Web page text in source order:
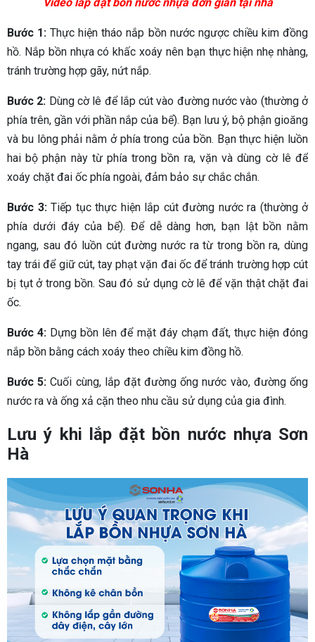
Bước 1: Thực hiện tháo nắp bồn nước ngược chiều kim đồng
hồ. Nắp bồn nhựa có khấc xoáy nên bạn thực hiện nhẹ nhàng,
tránh trường hợp gãy, nứt nắp.
Bước 2: Dùng cờ lê để lắp cút vào đường nước vào (thường ở
phía trên, gần với phần nắp của bể). Bạn lưu ý, bộ phận gioăng
và bu lông phải nằm ở phía trong của bồn. Bạn thực hiện luồn
hai bộ phận này từ phía trong bồn ra, vặn và dùng cờ lê để
xoáy chặt đai ốc phía ngoài, đảm bảo sự chắc chắn.
Bước 3:Tiếp tục thực hiện lắp cút đường nước ra (thường ở
phía dưới đáy của bể). Để dễ dàng hơn, bạn lật bồn nằm
ngang, sau đó luồn cút đường nước ra từ trong bồn ra, dùng
tay trái để giữ cút, tay phạt vặn đai ốc để tránh trường hợp cút
bị tụt ở trong bồn. Sau đó sử dụng cờ lê để vặn thật chặt đai
ốc.
Bước 4: Dựng bồn lên để mặt đáy chạm đất, thực hiện đóng
nắp bồn bằng cách xoáy theo chiều kim đồng hồ.
Bước 5: Cuối cùng, lắp đặt đường ống nước vào, đường ống
nước ra và ống xả cặn theo nhu cầu sử dụng của gia đình.
Lưu ý khi lắp đặt bồn nước nhựa Sơn
Hà